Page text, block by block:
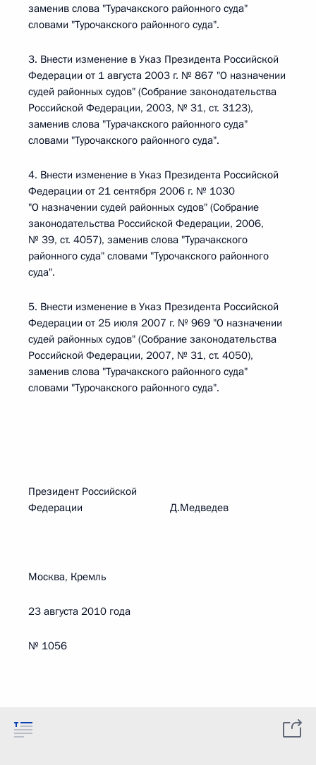
заменив слова "Турачакского районного суда"
словами "Турочакского районного суда".
3. Внести изменение в Указ Президента Российской
Федерации от 1 августа 2003 г. № 867 "О назначении
судей районных судов" (Собрание законодательства
Российской Федерации, 2003, № 31, ст. 3123),
заменив слова "Турачакского районного суда"
словами "Турочакского районного суда".
4. Внести изменение в Указ Президента Российской
Федерации от 21 сентября 2006 г. № 1030
"О назначении судей районных судов" (Собрание
законодательства Российской Федерации, 2006,
№ 39, ст. 4057), заменив слова "Турачакского
районного суда" словами "Турочакского районного
суда".
5. Внести изменение в Указ Президента Российской
Федерации от 25 июля 2007 г. № 969 "О назначении
судей районных судов" (Собрание законодательства
Российской Федерации, 2007, № 31, ст. 4050),
заменив слова "Турачакского районного суда"
словами "Турочакского районного суда".
Президент Российской
Федерации Д.Медведев
Москва, Кремль
23 августа 2010 года
№ 1056